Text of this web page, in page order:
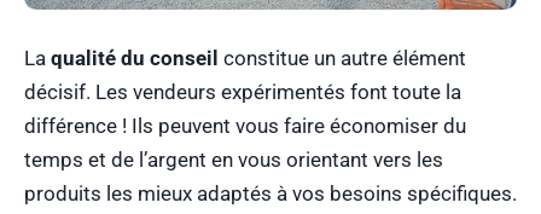
La qualité du conseil constitue un autre élément
décisif. Les vendeurs expérimentés font toute la
différence ! Ils peuvent vous faire économiser du
temps et de l’argent en vous orientant vers les
produits les mieux adaptés à vos besoins spécifiques.